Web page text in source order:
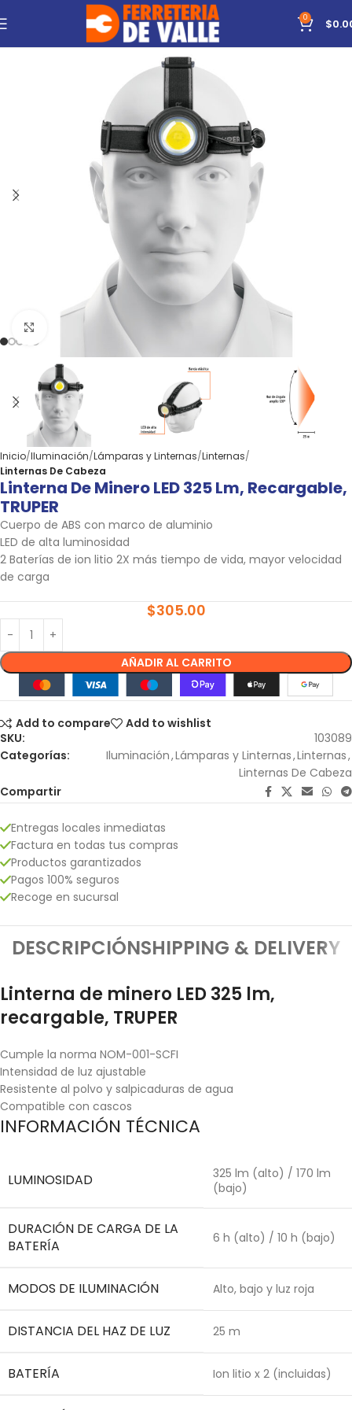
0 $
Click to enlarge
Inicio Iluminación Lámparas y Linternas Linternas
Linternas De Cabeza
Linterna De Minero LED 325 Lm, Recargable,
TRUPER
Cuerpo de ABS con marco de aluminio
LED de alta luminosidad
2 Baterías de ion litio 2X más tiempo de vida, mayor velocidad
de carga
$305.00
AÑADIR AL CARRITO
Add to compare
Add to wishlist
SKU:
103089
Categorías:
Iluminación,Lámparas y Linternas,Linternas,
Linternas De Cabeza
Compartir
Entregas locales inmediatas
Factura en todas tus compras
Productos garantizados
Pagos 100% seguros
Recoge en sucursal
DESCRIPCIÓNSHIPPING & DELIVERY
Linterna de minero LED 325 lm,
recargable, TRUPER
Cumple la norma NOM-001-SCFI
Intensidad de luz ajustable
Resistente al polvo y salpicaduras de agua
Compatible con cascos
INFORMACIÓN TÉCNICA
LUMINOSIDAD
325 lm (alto) / 170 lm
(bajo)
DURACIÓN DE CARGA DE LA
BATERÍA
6 h (alto) / 10 h (bajo)
MODOS DE ILUMINACIÓN Alto, bajo y luz roja
DISTANCIA DEL HAZ DE LUZ 25 m
BATERÍA Ion litio x 2 (incluidas)